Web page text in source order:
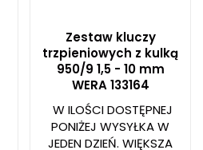
Zestaw kluczy
trzpieniowych z kulką
950/9 1,5 - 10 mm
WERA 133164
W ILOŚCI DOSTĘPNEJ
PONIŻEJ WYSYŁKA W
JEDEN DZIEŃ. WIĘKSZA